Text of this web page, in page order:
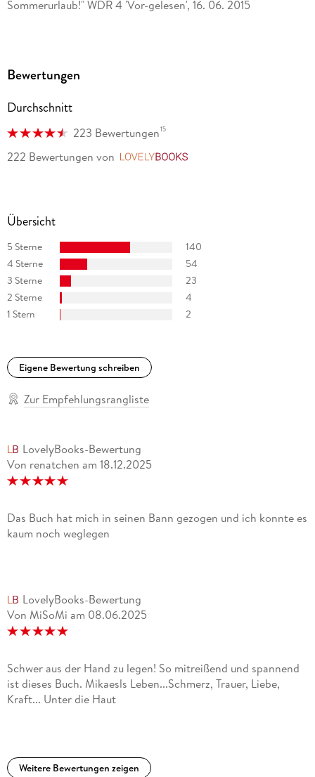
Sommerurlaub!" WDR 4 'Vor-gelesen', 16. 06. 2015
Bewertungen
Durchschnitt
223 Bewertungen15
222 Bewertungen von
Übersicht
5 Sterne
140
4 Sterne
54
3 Sterne
23
2 Sterne
4
1 Stern
2
Eigene Bewertung schreiben
Zur Empfehlungsrangliste
LovelyBooks-Bewertung
Von renatchen am 18.12.2025
Das Buch hat mich in seinen Bann gezogen und ich konnte es
kaum noch weglegen
LovelyBooks-Bewertung
Von MiSoMi am 08.06.2025
Schwer aus der Hand zu legen! So mitreißend und spannend
ist dieses Buch. Mikaesls Leben...Schmerz, Trauer, Liebe,
Kraft... Unter die Haut
Weitere Bewertungen zeigen